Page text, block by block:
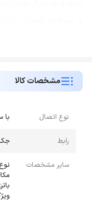
مشخصات کالا
نوع اتصال با
رابط جک 3.5 میلی‌متری ,
سایر مشخصات